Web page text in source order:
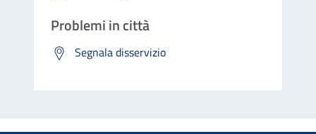
Problemi in città
Segnala disservizio